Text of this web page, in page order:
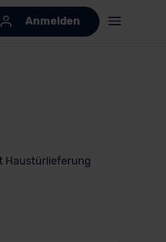
Anmelden
Haustürlieferung